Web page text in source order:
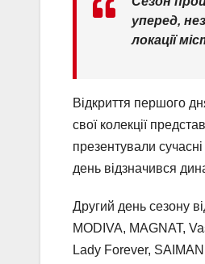
уперед,
локації
Відкриття першого
свої колекції
презентували
день відзначився
Другий день сезону
MODIVA, MAGNAT,
Lady Forever,